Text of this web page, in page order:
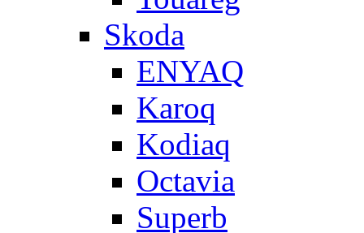
Skoda
ENYAQ
Karoq
Kodiaq
Octavia
Superb